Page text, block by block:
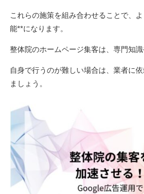
これらの施策を組み合わせることで、
能**になります。
整体院のホームページ集客は、専門知識
自身で行うのが難しい場合は、業者に
ましょう。